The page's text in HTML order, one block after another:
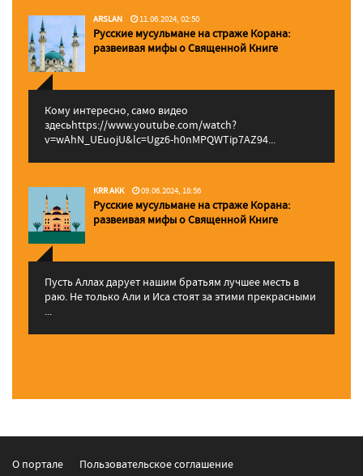
ARSLAN 11.06.2024, 02:50
Русские мусульмане на страже Корана:
pазвеивая мифы о Священной Книге
Кому интересно, само видео
здесьhttps://www.youtube.com/watch?
v=wAhN_UEuojU&lc=Ugz6-h0nMPQWTip7AZ94...
KRR AKK 09.06.2024, 18:56
Русские мусульмане на страже Корана:
pазвеивая мифы о Священной Книге
Пусть Аллах дарует нашим братьям лучшее месть в
раю. Не только Али и Иса стоят за этими прекрасными
...
О портале Пользовательское соглашение